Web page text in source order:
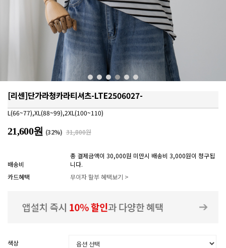
[리센]단가라청카라티셔츠-LTE2506027-
L(66~77),XL(88~99),2XL(100~110)
21,600원 (32%) 31,800원
배송비
총 결제금액이 30,000원 미만시 배송비 3,000원이 청구됩
니다.
카드혜택
무이자 할부 혜택보기 >
색상